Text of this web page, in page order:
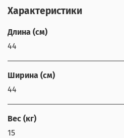
Характеристики
Длина (см)
44
Ширина (см)
44
Вес (кг)
15